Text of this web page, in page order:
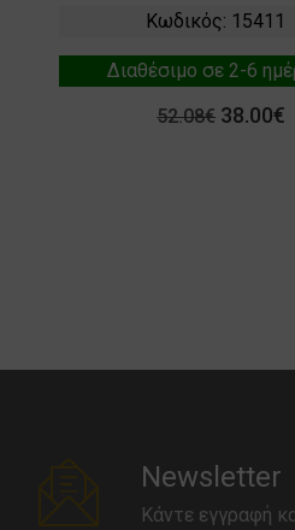
Κωδικός: 15411
Διαθέσιμο σε 2-6
52.08€ 38.00€
Newsletter
Κάντε εγγραφή